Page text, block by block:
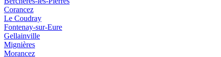
Corancez
Le Coudray
Fontenay-sur-Eure
Gellainville
Mignières
Morancez